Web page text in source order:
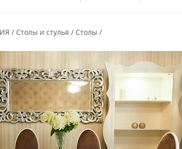
Столы и стулья Столы